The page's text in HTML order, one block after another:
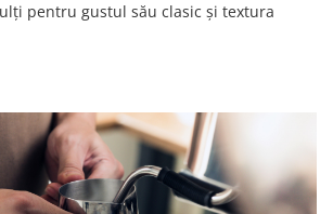
pentru gustul său clasic și textura